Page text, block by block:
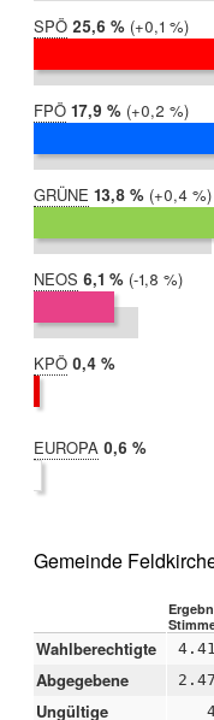
SPÖ 2019:
25,6 %
2014:
25,5 %
Differenz:
+0,1 %
FPÖ 2019:
17,9 %
2014:
17,6 %
Differenz:
+0,2 %
GRÜNE 2019:
13,8 %
2014:
13,4 %
Differenz:
+0,4 %
NEOS 2019:
6,1 %
2014:
7,9 %
Differenz:
-1,8 %
KPÖ 2019:
0,4 %
EUROPA 2019:
0,6 %
Gemeinde
Wahlberechtigte
Abgegebene
Ungültige